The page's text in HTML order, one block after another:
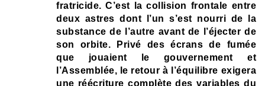
fratricide. C’est la collision frontale entre
deux astres dont l’un s’est nourri de la
substance de l’autre avant de l’éjecter de
son orbite. Privé des écrans de fumée
que jouaient le gouvernement et
l’Assemblée, le retour à l’équilibre exigera
une réécriture complète des variables du